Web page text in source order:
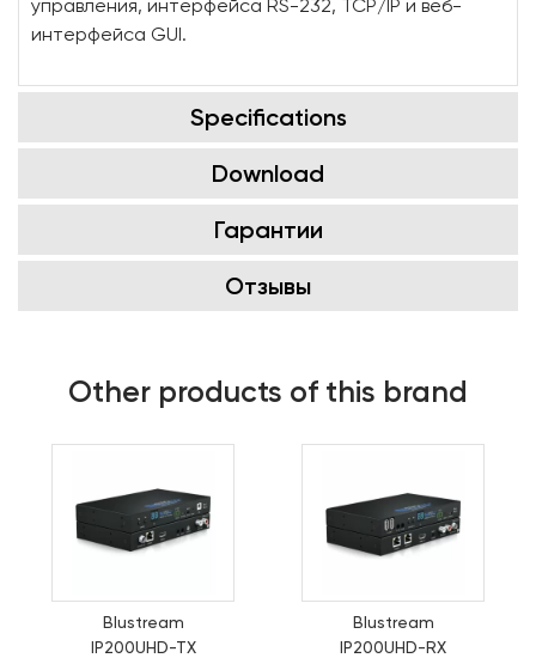
управления, интерфейса RS-232, TCP/IP и веб-
интерфейса GUI.
Specifications
Download
Гарантии
Отзывы
Other products of this brand
Blustream
IP200UHD-TX
Blustream
IP200UHD-RX